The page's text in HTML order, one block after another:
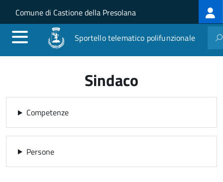
Salta al contenuto principale
Skip to site navigation
Comune di Castione della Presolana
Sportello telematico polifunzionale
Sindaco
Competenze
Persone